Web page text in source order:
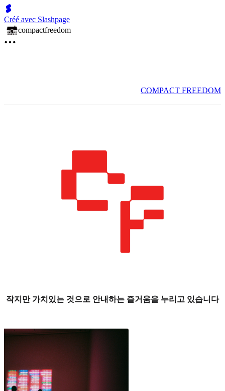
Créé avec Slashpage
compactfreedom
COMPACT FREEDOM
작지만 가치있는 것으로 안내하는 즐거움을 누리고 있습니다